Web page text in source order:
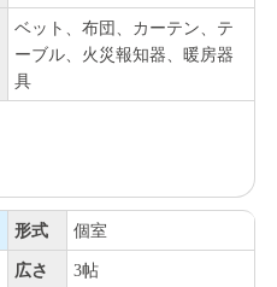
ベット、布団、カーテン、テ
ーブル、火災報知器、暖房器
具
形式 個室
広さ 3帖